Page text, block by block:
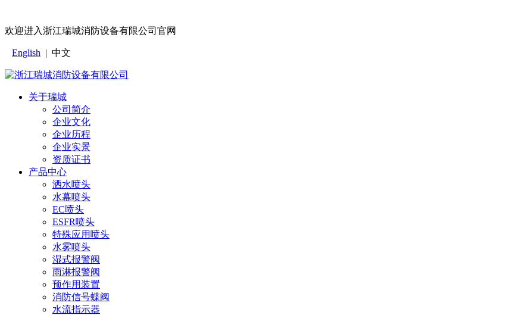
欢迎进入浙江瑞城消防设备有限公司官网
English | 中文
关于瑞城
公司简介
企业文化
企业历程
企业实景
资质证书
产品中心
洒水喷头
水幕喷头
EC喷头
ESFR喷头
特殊应用喷头
水雾喷头
湿式报警阀
雨淋报警阀
预作用装置
消防信号蝶阀
水流指示器